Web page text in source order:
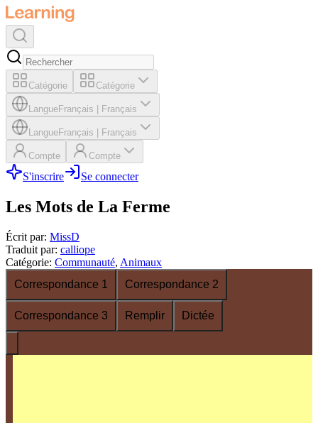
Catégorie Catégorie
LangueFrançais Français
LangueFrançais Français
Compte Compte
S'inscrire Se connecter
Les Mots de La Ferme
Écrit par: MissD
Traduit par: calliope
Catégorie: Communauté, Animaux
Correspondance 1
Correspondance 2
Correspondance 3 Remplir Dictée